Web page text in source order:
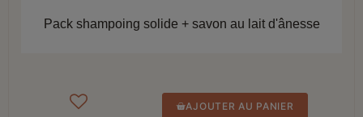
Pack shampoing solide + savon au lait d'ânesse
AJOUTER AU PANIER